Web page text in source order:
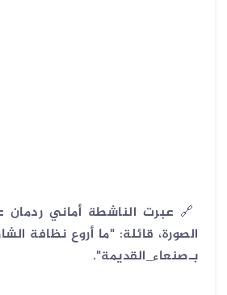
🔗 عبرت الناشطة أماني ردمان
الصورة، قائلة: "ما أروع نظافة
بـصنعاء_القديمة".